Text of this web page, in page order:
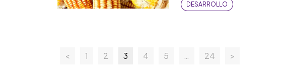
DESARROLLO
< 1 2 3 4 5 24 >